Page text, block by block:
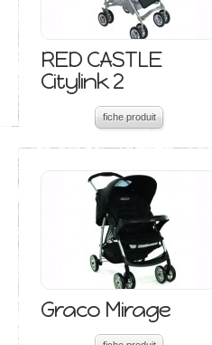
RED CASTLE
Citylink 2
fiche produit
Graco Mirage